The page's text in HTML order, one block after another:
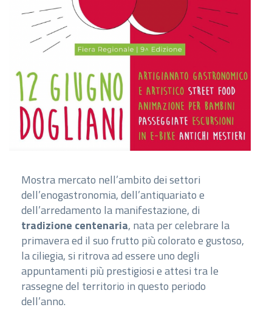
Mostra mercato nell’ambito dei settori
dell’enogastronomia, dell’antiquariato e
dell’arredamento la manifestazione, di
tradizione centenaria, nata per celebrare la
primavera ed il suo frutto più colorato e gustoso,
la ciliegia, si ritrova ad essere uno degli
appuntamenti più prestigiosi e attesi tra le
rassegne del territorio in questo periodo
dell’anno.